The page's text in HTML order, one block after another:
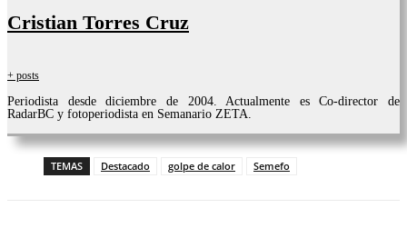
Cristian Torres Cruz
+ posts
Periodista desde diciembre de 2004. Actualmente es Co-director de
RadarBC y fotoperiodista en Semanario ZETA.
TEMAS Destacado golpe de calor Semefo